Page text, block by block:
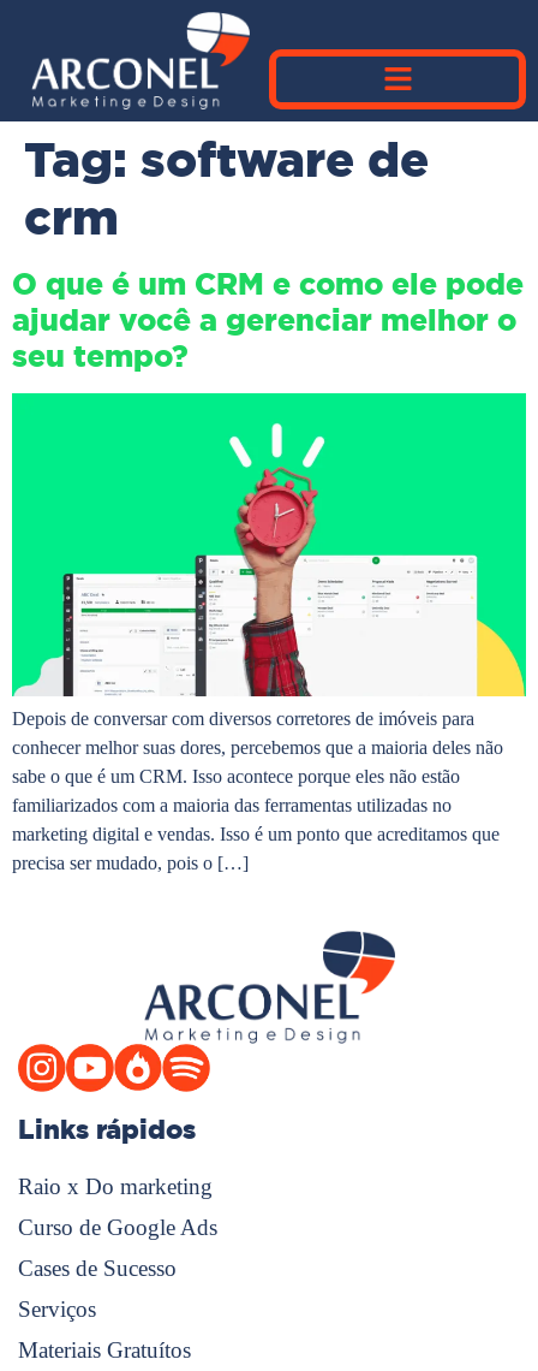
Tag: software de
crm
O que é um CRM e como ele pode
ajudar você a gerenciar melhor o
seu tempo?
Depois de conversar com diversos corretores de imóveis para
conhecer melhor suas dores, percebemos que a maioria deles não
sabe o que é um CRM. Isso acontece porque eles não estão
familiarizados com a maioria das ferramentas utilizadas no
marketing digital e vendas. Isso é um ponto que acreditamos que
precisa ser mudado, pois o […]
Links rápidos
Raio x Do marketing
Curso de Google Ads
Cases de Sucesso
Serviços
Materiais Gratuítos